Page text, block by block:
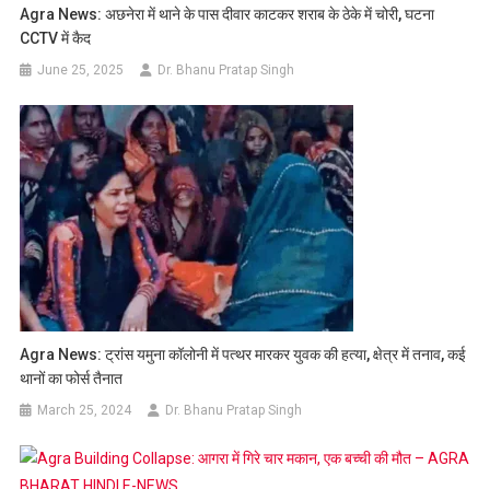
Agra News: अछनेरा में थाने के पास दीवार काटकर शराब के ठेके में चोरी, घटना
CCTV में कैद
June 25, 2025 Dr. Bhanu Pratap Singh
Agra News: ट्रांस यमुना कॉलोनी में पत्थर मारकर युवक की हत्या, क्षेत्र में तनाव, कई
थानों का फोर्स तैनात
March 25, 2024 Dr. Bhanu Pratap Singh